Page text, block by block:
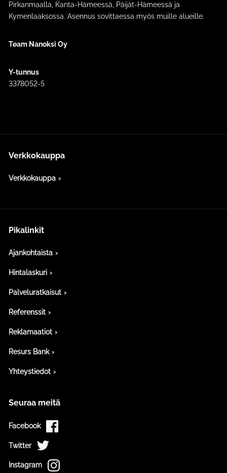
Pirkanmaalla, Kanta-Hämeessä, Päijät-Hämeessä ja
Kymenlaaksossa. Asennus sovittaessa myös muille alueille.
Team Nanoksi Oy
Y-tunnus
3378052-5
Verkkokauppa
Verkkokauppa
Pikalinkit
Ajankohtaista
Hintalaskuri
Palveluratkaisut
Referenssit
Reklamaatiot
Resurs Bank
Yhteystiedot
Seuraa meitä
Facebook
Twitter
Instagram